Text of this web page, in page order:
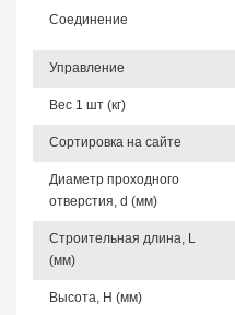
Соединение
Управление
Вес 1 шт (кг)
Сортировка на сайте
Диаметр проходного
отверстия, d (мм)
Строительная длина, L
(мм)
Высота, Н (мм)